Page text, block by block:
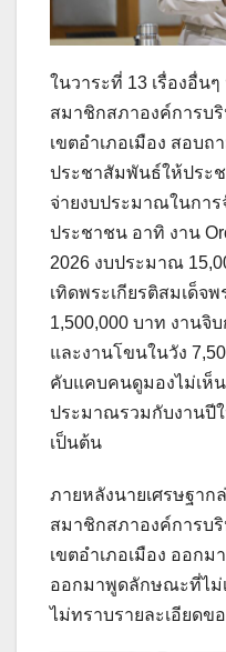
ในวาระที่ 13 เรื่องอื่น
สมาชิกสภาองค์การบ
เขตอำเภอเมือง สอบ
ประชาสัมพันธ์ให้ประ
จ่ายงบประมาณในกา
ประชาชน อาทิ งาน
2026 งบประมาณ
เทิดพระเกียรติสมเด็จ
1,500,000 บาท งานจิ
และงานโขนในวัง
คับแคบคนดูมองไม่เห็
ประมาณรวมกับงานปี
เป็นต้น
ภายหลังนายเศรษฐา
สมาชิกสภาองค์การบ
เขตอำเภอเมือง ออกม
ออกมาพูดลักษณะที่ไม่
ไม่ทราบรายละเอียดข